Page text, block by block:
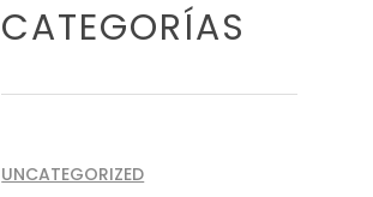
CATEGORÍAS
UNCATEGORIZED